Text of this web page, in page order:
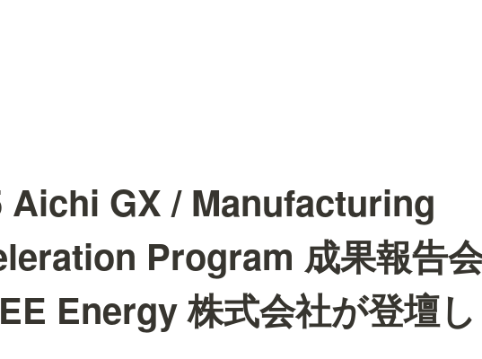
Aichi GX / Manufacturing
Program 成果報告
Energy 株式会社が登壇